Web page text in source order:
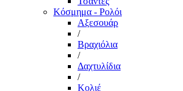
Κόσμημα - Ρολόι
Αξεσουάρ
/
Βραχιόλια
/
Δαχτυλίδια
/
Κολιέ